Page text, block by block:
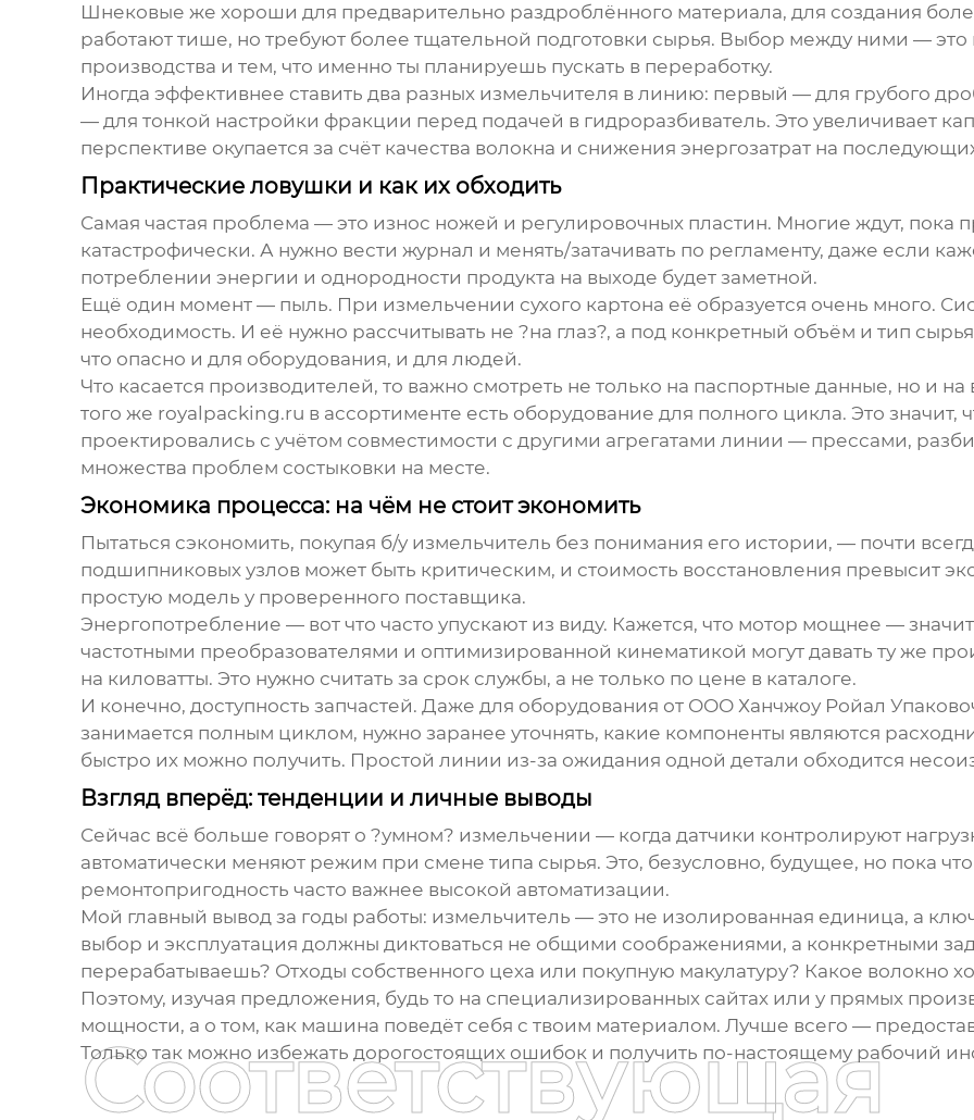
Шнековые же хороши для предварительно раздроблённого материала, для создания
работают тише, но требуют более тщательной подготовки сырья. Выбор между ними —
производства и тем, что именно ты планируешь пускать в переработку.
Иногда эффективнее ставить два разных измельчителя в линию: первый — для грубого
— для тонкой настройки фракции перед подачей в гидроразбиватель. Это увеличивает
перспективе окупается за счёт качества волокна и снижения энергозатрат на
Практические ловушки и как их обходить
Самая частая проблема — это износ ножей и регулировочных пластин. Многие ждут, пока
катастрофически. А нужно вести журнал и менять/затачивать по регламенту, даже если
потреблении энергии и однородности продукта на выходе будет заметной.
Ещё один момент — пыль. При измельчении сухого картона её образуется очень много.
необходимость. И её нужно рассчитывать не ?на глаз?, а под конкретный объём и тип
что опасно и для оборудования, и для людей.
Что касается производителей, то важно смотреть не только на паспортные данные, но и
того же royalpacking.ru в ассортименте есть оборудование для полного цикла. Это значит,
проектировались с учётом совместимости с другими агрегатами линии — прессами,
множества проблем состыковки на месте.
Экономика процесса: на чём не стоит экономить
Пытаться сэкономить, покупая б/у измельчитель без понимания его истории, — почти
подшипниковых узлов может быть критическим, и стоимость восстановления превысит
простую модель у проверенного поставщика.
Энергопотребление — вот что часто упускают из виду. Кажется, что мотор мощнее —
частотными преобразователями и оптимизированной кинематикой могут давать ту же
на киловатты. Это нужно считать за срок службы, а не только по цене в каталоге.
И конечно, доступность запчастей. Даже для оборудования от ООО Ханчжоу Ройал
занимается полным циклом, нужно заранее уточнять, какие компоненты являются
быстро их можно получить. Простой линии из-за ожидания одной детали обходится
Взгляд вперёд: тенденции и личные выводы
Сейчас всё больше говорят о ?умном? измельчении — когда датчики контролируют
автоматически меняют режим при смене типа сырья. Это, безусловно, будущее, но пока
ремонтопригодность часто важнее высокой автоматизации.
Мой главный вывод за годы работы: измельчитель — это не изолированная единица, а
выбор и эксплуатация должны диктоваться не общими соображениями, а конкретными
перерабатываешь? Отходы собственного цеха или покупную макулатуру? Какое волокно
Поэтому, изучая предложения, будь то на специализированных сайтах или у прямых
мощности, а о том, как машина поведёт себя с твоим материалом. Лучше всего —
Только так можно избежать дорогостоящих ошибок и получить по-настоящему рабочий
Соответствующая